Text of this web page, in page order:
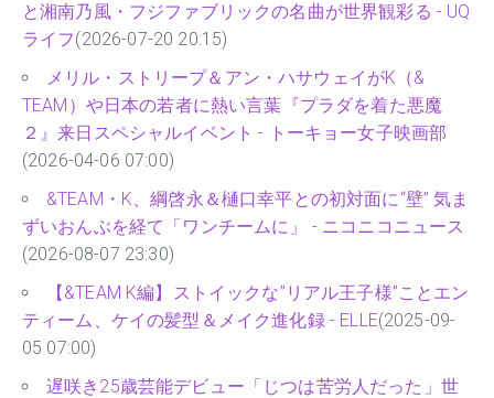
と湘南乃風・フジファブリックの名曲が世界観彩る - UQ
ライフ(2026-07-20 20:15)
メリル・ストリープ＆アン・ハサウェイがK（&
TEAM）や日本の若者に熱い言葉『プラダを着た悪魔
２』来日スペシャルイベント - トーキョー女子映画部
(2026-04-06 07:00)
&TEAM・K、綱啓永＆樋口幸平との初対面に“壁” 気ま
ずいおんぶを経て「ワンチームに」 - ニコニコニュース
(2026-08-07 23:30)
【&TEAM K編】ストイックな”リアル王子様”ことエン
ティーム、ケイの髪型＆メイク進化録 - ELLE(2025-09-
05 07:00)
遅咲き25歳芸能デビュー「じつは苦労人だった」世